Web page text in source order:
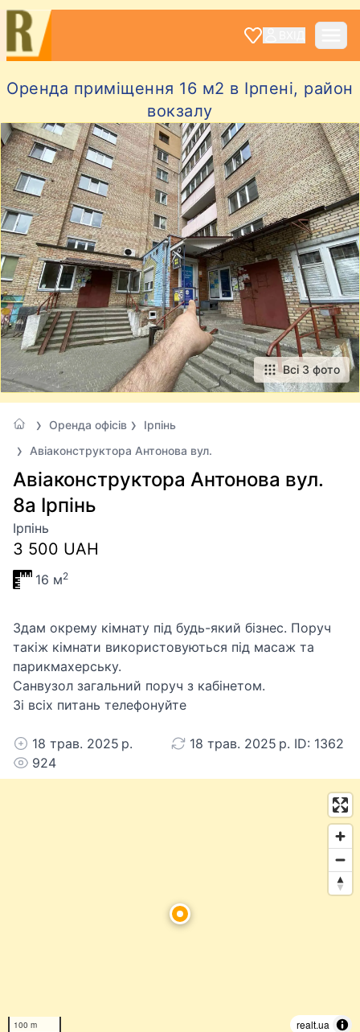
Оренда приміщення 16 м2 в Ірпені, район
вокзалу
Всі 3 фото
Оренда офісів
Ірпінь
Авіаконструктора Антонова вул.
Авіаконструктора Антонова вул.
8а Ірпінь
Ірпінь
3 500 UAH
16 м2
Здам окрему кімнату під будь-який бізнес. Поруч
такіж кімнати використовуються під масаж та
парикмахерську.
Санвузол загальний поруч з кабінетом.
Зі всіх питань телефонуйте
18 трав. 2025 р.
18 трав. 2025 р. ID: 1362
924
100 m realt.ua